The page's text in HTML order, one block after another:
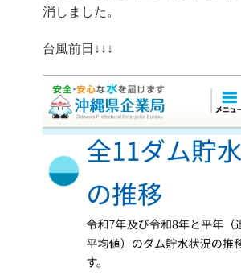
消しました。
台風前日↓↓↓